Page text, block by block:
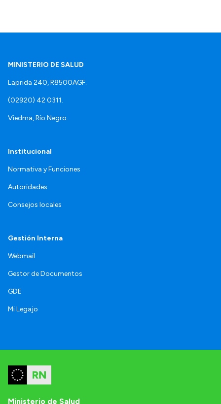
MINISTERIO DE SALUD
Laprida 240, R8500AGF.
(02920) 42 0311.
Viedma, Río Negro.
Institucional
Normativa y Funciones
Autoridades
Consejos locales
Gestión Interna
Webmail
Gestor de Documentos
GDE
Mi Legajo
Ministerio de Salud